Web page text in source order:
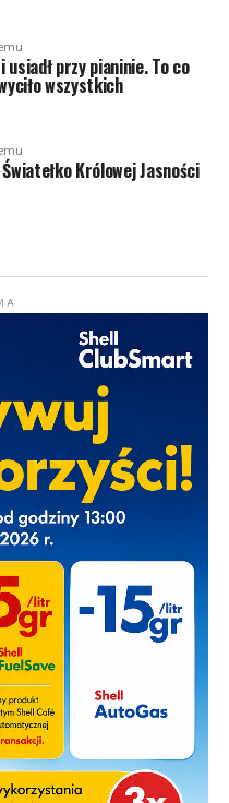
usiadł przy pianinie. To co
wszystkich
Królowej Jasności